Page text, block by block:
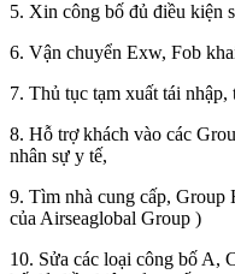
5. Xin công bố đủ điều kiện
6. Vận chuyển Exw, Fob
7. Thủ tục tạm xuất tái
8. Hỗ trợ khách vào các
nhân sự y tế,
9. Tìm nhà cung cấp, Group
của Airseaglobal Group )
10. Sửa các loại công bố A,